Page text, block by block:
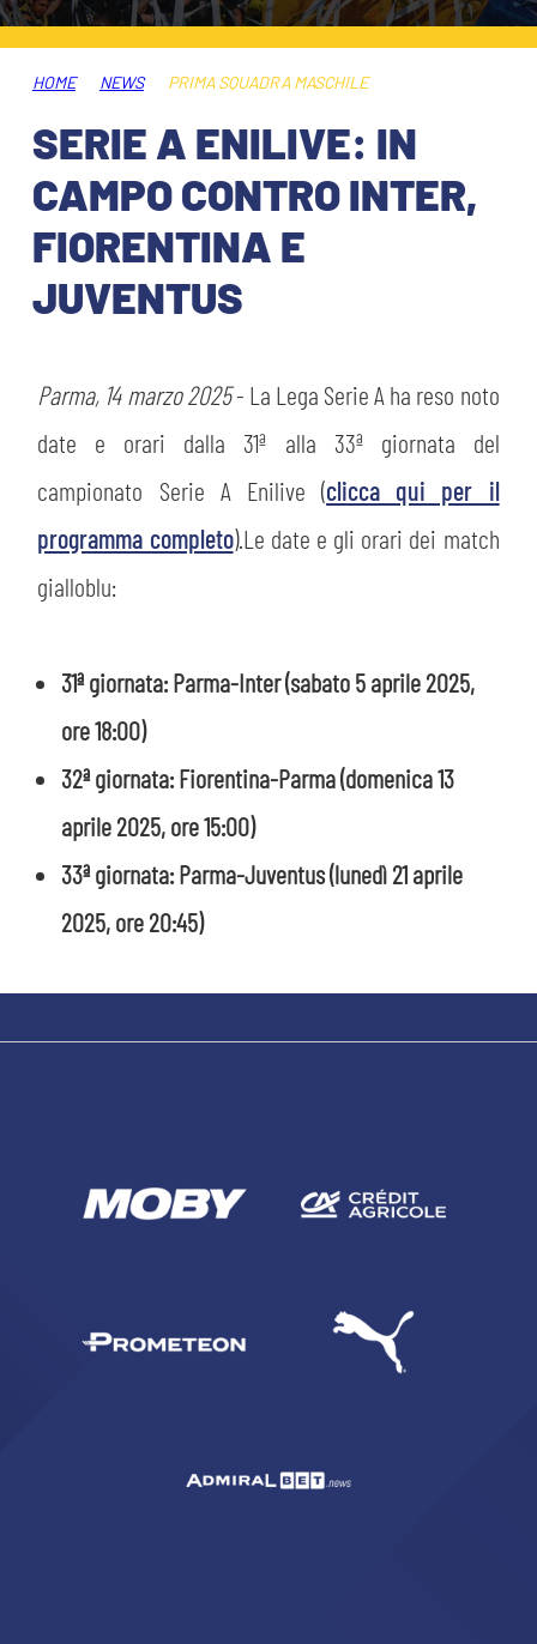
ABBONAMENTI
INFO BIGLIETTI
MUSEUM CLUB EXPERIENCE
TARDINI CARD
INFORMAZIONI ACCREDITI
TICKET GIFT CARD
SHOP
HOSPITALITY
HOSPITALITY
MUSEUM CLUB EXPERIENCE
ESPORTS
IL CLUB
STORIA
MUTTI TRAINING CENTER
STORE
SLO
LAVORA CON NOI
INFORMATIVA FINANZIARIA
STADIO TARDINI
PLAY GREEN
ACADEMY
LEGENDS
PARTNER
HOME NEWS PRIMA SQUADRA MASCHILE
SERIE A ENILIVE: IN
CAMPO CONTRO INTER,
FIORENTINA E
JUVENTUS
Parma, 14 marzo 2025- La Lega Serie A ha reso noto
date e orari dalla 31ª alla 33ª giornata del
campionato Serie A Enilive (clicca qui per il
programma completo).Le date e gli orari dei match
gialloblu:
31ª giornata: Parma-Inter(sabato 5 aprile 2025,
ore 18:00)
32ª giornata: Fiorentina-Parma(domenica 13
aprile 2025, ore 15:00)
33ª giornata: Parma-Juventus(lunedì 21 aprile
2025, ore 20:45)